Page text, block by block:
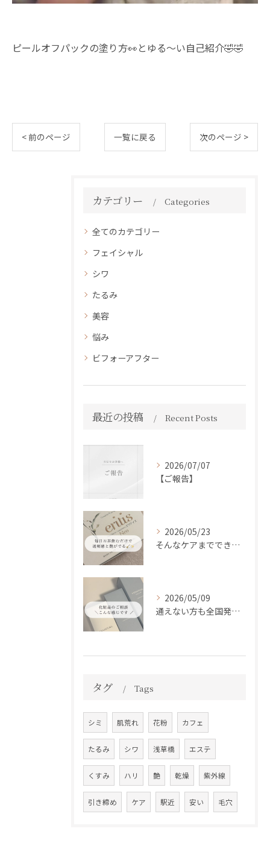
ピールオフパックの塗り方👀とゆる〜い自己紹介🤣🤣
< 前のページ 一覧に戻る 次のページ >
カテゴリー Categories
全てのカテゴリー
フェイシャル
シワ
たるみ
美容
悩み
ビフォーアフター
最近の投稿 Recent Posts
2026/07/07
【ご報告】
2026/05/23
そんなケアまでできるの！？
2026/05/09
通えない方も全国発送中📦✨
タグ Tags
シミ 肌荒れ 花粉 カフェ
たるみ シワ 浅草橋 エステ
くすみ ハリ 艶 乾燥 紫外線
引き締め ケア 駅近 安い 毛穴